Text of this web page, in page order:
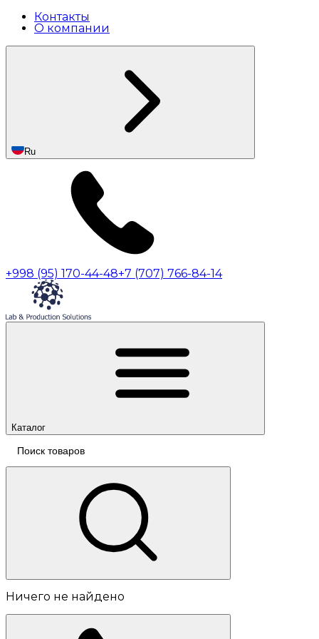
Контакты
О компании
Ru
+998 (95) 170-44-48+7 (707) 766-84-14
Каталог
Ничего не найдено